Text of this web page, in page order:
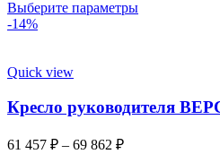
Выберите параметры
-14%
Quick view
Кресло руководителя
61 457 ₽ – 69 862 ₽